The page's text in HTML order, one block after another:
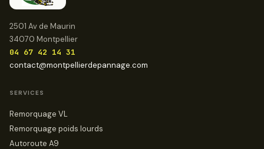
2501 Av de Maurin
34070 Montpellier
04 67 42 14 31
contact@montpellierdepannage.com
SERVICES
Remorquage VL
Remorquage poids lourds
Autoroute A9